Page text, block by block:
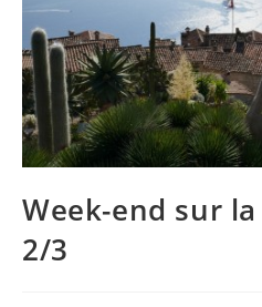
Week-end sur la
2/3